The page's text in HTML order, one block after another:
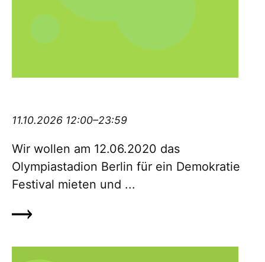
11.10.2026 12:00–23:59
Wir wollen am 12.06.2020 das
Olympiastadion Berlin für ein De­mo­kratie
Festival mieten und ...